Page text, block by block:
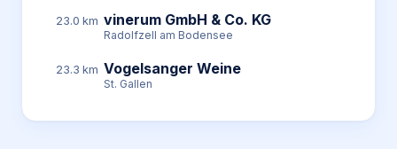
23.0 km vinerum GmbH & Co. KG
Radolfzell am Bodensee
23.3 km Vogelsanger Weine
St. Gallen